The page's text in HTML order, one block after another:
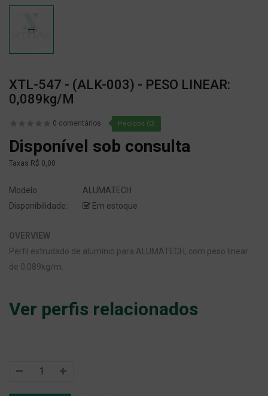
XTL-547 - (ALK-003) - PESO LINEAR:
0,089kg/m
0 comentários Pedidos (0)
Disponível sob consulta
Taxas R$ 0,00
Modelo:
ALUMATECH
Disponibilidade:
Em estoque
OVERVIEW
Perfil extrudado de alumínio para ALUMATECH, com peso linear
de 0,089kg/m.
Ver perfis relacionados